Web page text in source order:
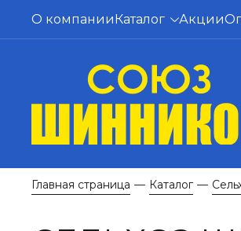
О компанииКаталог Акции
Главная страница — Каталог —